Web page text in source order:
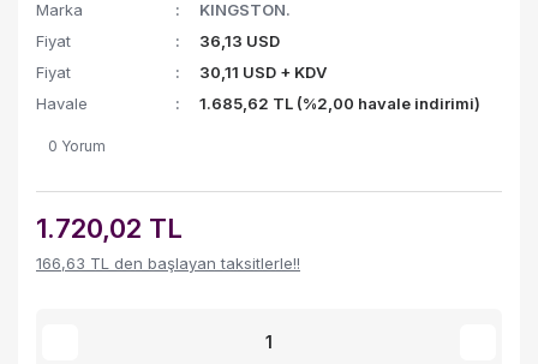
Marka
KINGSTON.
Fiyat
36,13 USD
Fiyat
30,11 USD + KDV
Havale
1.685,62 TL (%2,00 havale indirimi)
0 Yorum
1.720,02 TL
166,63 TL den başlayan taksitlerle!!